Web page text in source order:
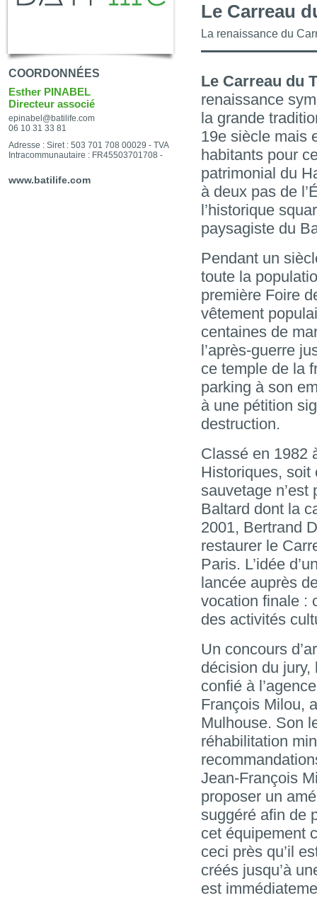
Le Carreau
La renaissance du
COORDONNÉES
Esther PINABEL
Directeur associé
epinabel@batilife.com
06 10 31 33 81
Adresse : Siret : 503 701 708 00029 - TVA
Intracommunautaire : FR45503701708 -
www.batilife.com
Le Carreau du
renaissance
la grande
19e siècle mais
habitants pour
patrimonial du
à deux pas de
l’historique
paysagiste du
Pendant un
toute la
première Foire
vêtement
centaines de
l’après-guerre
ce temple de la
parking à son
à une pétition
destruction.
Classé en 1982
Historiques, soit
sauvetage
Baltard dont la
2001, Bertrand
restaurer le
Paris. L’idée
lancée auprès
vocation finale :
des activités
Un concours
décision du jury,
confié à
François Milou,
Mulhouse. Son
réhabilitation
Jean-François
proposer un
suggéré afin de
cet équipement
ceci près qu’il
créés jusqu’à
est